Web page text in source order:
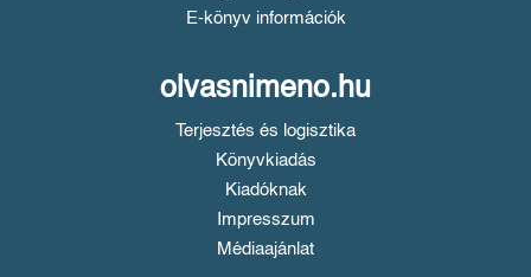
E-könyv információk
olvasnimeno.hu
Terjesztés és logisztika
Könyvkiadás
Kiadóknak
Impresszum
Médiaajánlat